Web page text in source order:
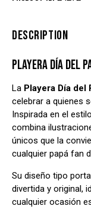
DESCRIPTION
PLAYERA DÍA DEL
La Playera Día del
celebrar a quienes
Inspirada en el
combina
únicos que la
cualquier papá fan
Su diseño tipo
divertida y original,
cualquier ocasión